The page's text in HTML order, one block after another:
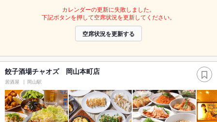
カレンダーの更新に失敗しました。
下記ボタンを押して空席状況を更新してください。
空席状況を更新する
餃子酒場チャオズ 岡山本町店
居酒屋 岡山駅